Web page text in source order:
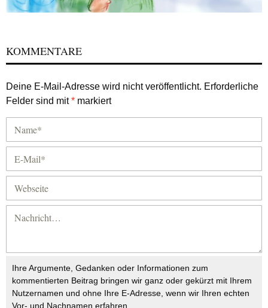
KOMMENTARE
Deine E-Mail-Adresse wird nicht veröffentlicht. Erforderliche
Felder sind mit* markiert
Ihre Argumente, Gedanken oder Informationen zum
kommentierten Beitrag bringen wir ganz oder gekürzt mit Ihrem
Nutzernamen und ohne Ihre E-Adresse, wenn wir Ihren echten
Vor- und Nachnamen erfahren.